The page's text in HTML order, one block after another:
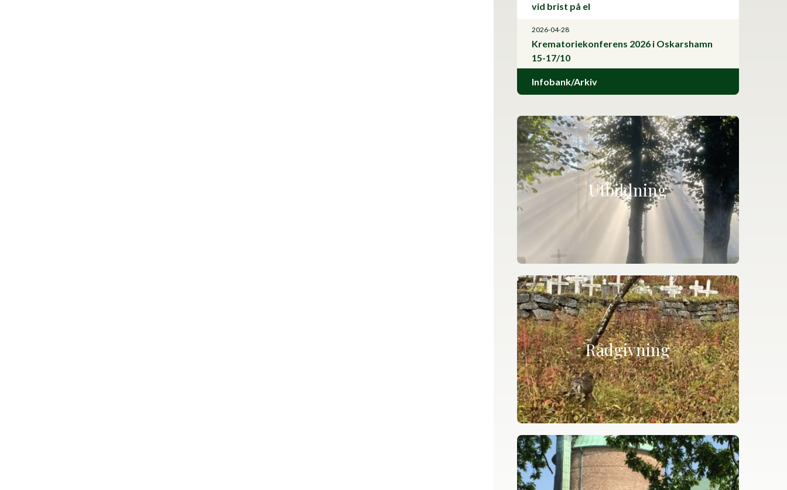
vid brist på el
2026-04-28
Krematoriekonferens 2026 i Oskarshamn
15-17/10
Infobank/Arkiv
Utbildning
Rådgivning